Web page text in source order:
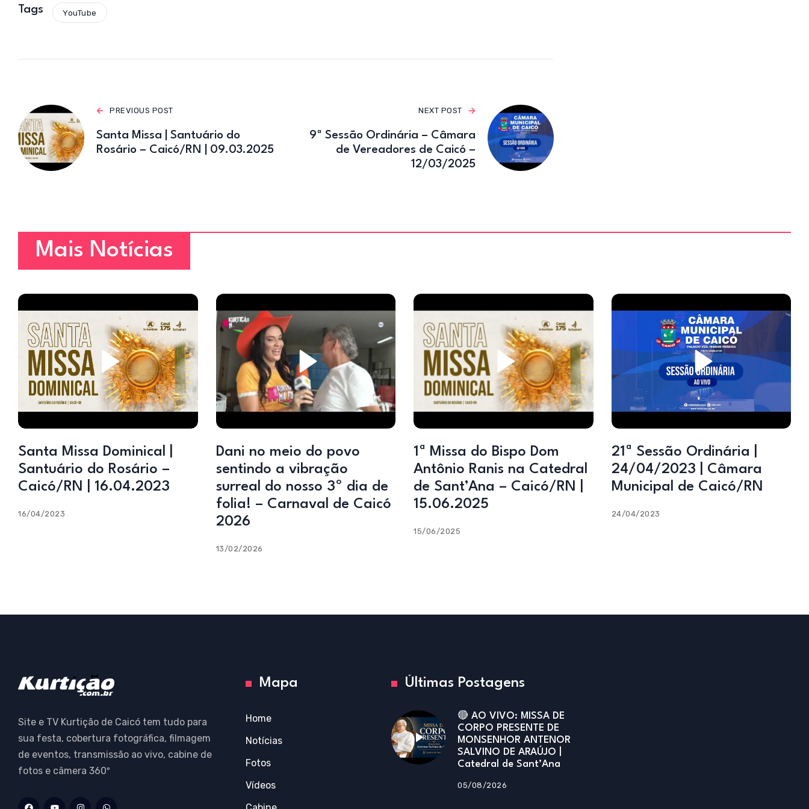
Tags YouTube
PREVIOUS POST
Santa Missa | Santuário do
Rosário – Caicó/RN | 09.03.2025
NEXT POST
9ª Sessão Ordinária – Câmara
de Vereadores de Caicó –
12/03/2025
Mais Notícias
Santa Missa Dominical |
Santuário do Rosário –
Caicó/RN | 16.04.2023
16/04/2023
Dani no meio do povo
sentindo a vibração
surreal do nosso 3º dia de
folia! – Carnaval de Caicó
2026
13/02/2026
1ª Missa do Bispo Dom
Antônio Ranis na Catedral
de Sant’Ana – Caicó/RN |
15.06.2025
15/06/2025
21ª Sessão Ordinária |
24/04/2023 | Câmara
Municipal de Caicó/RN
24/04/2023
Site e TV Kurtição de Caicó tem tudo para
sua festa, cobertura fotográfica, filmagem
de eventos, transmissão ao vivo, cabine de
fotos e câmera 360º
Mapa
Home
Notícias
Fotos
Vídeos
Últimas Postagens
🔴 AO VIVO: MISSA DE
CORPO PRESENTE DE
MONSENHOR ANTENOR
SALVINO DE ARAÚJO |
Catedral de Sant’Ana
05/08/2026